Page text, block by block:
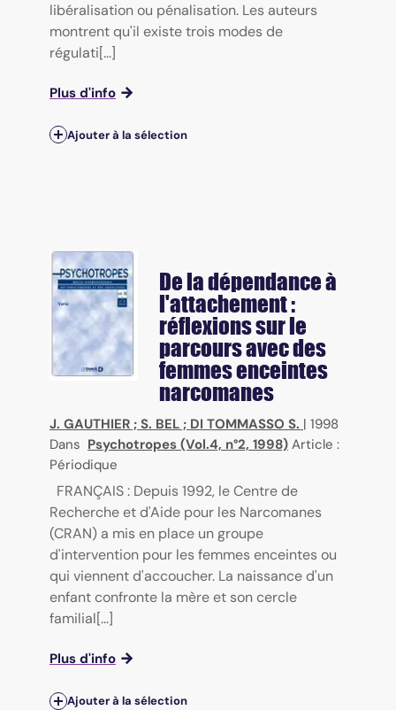
libéralisation ou pénalisation. Les auteurs
montrent qu'il existe trois modes de
régulati[...]
Plus d'info
Ajouter à la sélection
De la dépendance à
l'attachement :
réflexions sur le
parcours avec des
femmes enceintes
narcomanes
J. GAUTHIER ; S. BEL ; DI TOMMASSO S. | 1998
Dans Psychotropes (Vol.4, n°2, 1998) Article :
Périodique
FRANÇAIS : Depuis 1992, le Centre de
Recherche et d'Aide pour les Narcomanes
(CRAN) a mis en place un groupe
d'intervention pour les femmes enceintes ou
qui viennent d'accoucher. La naissance d'un
enfant confronte la mère et son cercle
familial[...]
Plus d'info
Ajouter à la sélection